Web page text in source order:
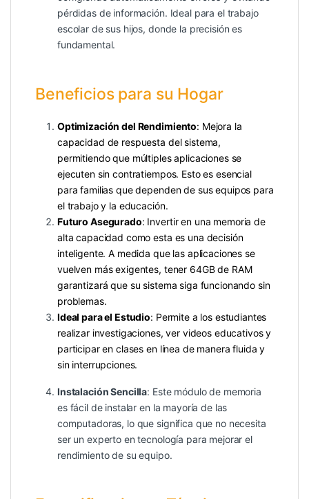
pérdidas de información. Ideal para el trabajo
escolar de sus hijos, donde la precisión es
fundamental.
Beneficios para su Hogar
Optimización del Rendimiento: Mejora la
capacidad de respuesta del sistema,
permitiendo que múltiples aplicaciones se
ejecuten sin contratiempos. Esto es esencial
para familias que dependen de sus equipos para
el trabajo y la educación.
Futuro Asegurado: Invertir en una memoria de
alta capacidad como esta es una decisión
inteligente. A medida que las aplicaciones se
vuelven más exigentes, tener 64GB de RAM
garantizará que su sistema siga funcionando sin
problemas.
Ideal para el Estudio: Permite a los estudiantes
realizar investigaciones, ver videos educativos y
participar en clases en línea de manera fluida y
sin interrupciones.
Instalación Sencilla: Este módulo de memoria
es fácil de instalar en la mayoría de las
computadoras, lo que significa que no necesita
ser un experto en tecnología para mejorar el
rendimiento de su equipo.